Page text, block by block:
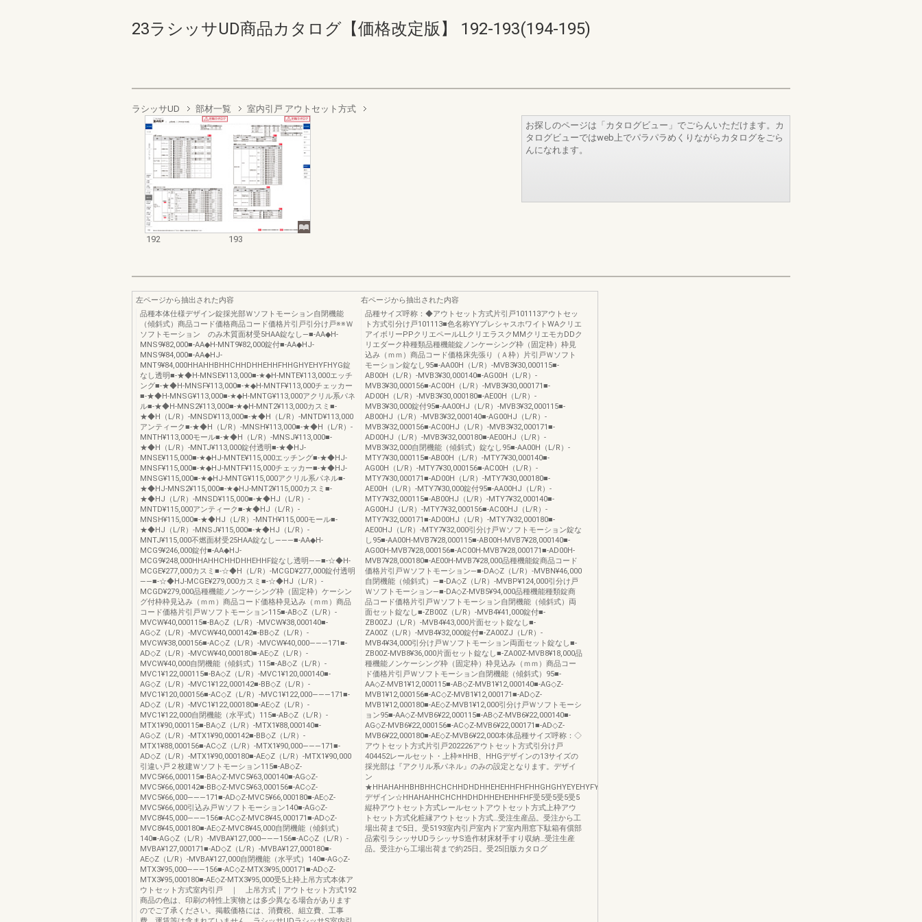
23ラシッサUD商品カタログ【価格改定版】 192-193(194-195)
ラシッサUD 部材一覧 室内引戸 アウトセット方式
192 193
お探しのページは「カタログビュー」でごらんいただけます。カ
タログビューではweb上でパラパラめくりながらカタログをごら
んになれます。
左ページから抽出された内容
品種本体仕様デザイン錠採光部Ｗソフトモーション自閉機能
（傾斜式）商品コード価格商品コード価格片引戸引分け戸※※Ｗ
ソフトモーション のみ木質面材受5HAA錠なし―■-AA◆H-
MNS9¥82,000■-AA◆H-MNT9¥82,000錠付■-AA◆HJ-
MNS9¥84,000■-AA◆HJ-
MNT9¥84,000HHAHHBHHCHHDHHEHHFHHGHYEHYFHYG錠
なし透明■-★◆H-MNSE¥113,000■-★◆H-MNTE¥113,000エッチ
ング■-★◆H-MNSF¥113,000■-★◆H-MNTF¥113,000チェッカー
■-★◆H-MNSG¥113,000■-★◆H-MNTG¥113,000アクリル系パネ
ル■-★◆H-MNS2¥113,000■-★◆H-MNT2¥113,000カスミ■-
★◆H（L/R）-MNSD¥113,000■-★◆H（L/R）-MNTD¥113,000
アンティーク■-★◆H（L/R）-MNSH¥113,000■-★◆H（L/R）-
MNTH¥113,000モール■-★◆H（L/R）-MNSJ¥113,000■-
★◆H（L/R）-MNTJ¥113,000錠付透明■-★◆HJ-
MNSE¥115,000■-★◆HJ-MNTE¥115,000エッチング■-★◆HJ-
MNSF¥115,000■-★◆HJ-MNTF¥115,000チェッカー■-★◆HJ-
MNSG¥115,000■-★◆HJ-MNTG¥115,000アクリル系パネル■-
★◆HJ-MNS2¥115,000■-★◆HJ-MNT2¥115,000カスミ■-
★◆HJ（L/R）-MNSD¥115,000■-★◆HJ（L/R）-
MNTD¥115,000アンティーク■-★◆HJ（L/R）-
MNSH¥115,000■-★◆HJ（L/R）-MNTH¥115,000モール■-
★◆HJ（L/R）-MNSJ¥115,000■-★◆HJ（L/R）-
MNTJ¥115,000不燃面材受25HAA錠なし―――■-AA◆H-
MCG9¥246,000錠付■-AA◆HJ-
MCG9¥248,000HHAHHCHHDHHEHHF錠なし透明――■-☆◆H-
MCGE¥277,000カスミ■-☆◆H（L/R）-MCGD¥277,000錠付透明
――■-☆◆HJ-MCGE¥279,000カスミ■-☆◆HJ（L/R）-
MCGD¥279,000品種機能ノンケーシング枠（固定枠）ケーシン
グ付枠枠見込み（ｍｍ）商品コード価格枠見込み（ｍｍ）商品
コード価格片引戸Ｗソフトモーション115■-AB◇Z（L/R）-
MVCW¥40,000115■-BA◇Z（L/R）-MVCW¥38,000140■-
AG◇Z（L/R）-MVCW¥40,000142■-BB◇Z（L/R）-
MVCW¥38,000156■-AC◇Z（L/R）-MVCW¥40,000―――171■-
AD◇Z（L/R）-MVCW¥40,000180■-AE◇Z（L/R）-
MVCW¥40,000自閉機能（傾斜式）115■-AB◇Z（L/R）-
MVC1¥122,000115■-BA◇Z（L/R）-MVC1¥120,000140■-
AG◇Z（L/R）-MVC1¥122,000142■-BB◇Z（L/R）-
MVC1¥120,000156■-AC◇Z（L/R）-MVC1¥122,000―――171■-
AD◇Z（L/R）-MVC1¥122,000180■-AE◇Z（L/R）-
MVC1¥122,000自閉機能（水平式）115■-AB◇Z（L/R）-
MTX1¥90,000115■-BA◇Z（L/R）-MTX1¥88,000140■-
AG◇Z（L/R）-MTX1¥90,000142■-BB◇Z（L/R）-
MTX1¥88,000156■-AC◇Z（L/R）-MTX1¥90,000―――171■-
AD◇Z（L/R）-MTX1¥90,000180■-AE◇Z（L/R）-MTX1¥90,000
引違い戸２枚建Ｗソフトモーション115■-AB◇Z-
MVC5¥66,000115■-BA◇Z-MVC5¥63,000140■-AG◇Z-
MVC5¥66,000142■-BB◇Z-MVC5¥63,000156■-AC◇Z-
MVC5¥66,000―――171■-AD◇Z-MVC5¥66,000180■-AE◇Z-
MVC5¥66,000引込み戸Ｗソフトモーション140■-AG◇Z-
MVC8¥45,000―――156■-AC◇Z-MVC8¥45,000171■-AD◇Z-
MVC8¥45,000180■-AE◇Z-MVC8¥45,000自閉機能（傾斜式）
140■-AG◇Z（L/R）-MVBA¥127,000―――156■-AC◇Z（L/R）-
MVBA¥127,000171■-AD◇Z（L/R）-MVBA¥127,000180■-
AE◇Z（L/R）-MVBA¥127,000自閉機能（水平式）140■-AG◇Z-
MTX3¥95,000―――156■-AC◇Z-MTX3¥95,000171■-AD◇Z-
MTX3¥95,000180■-AE◇Z-MTX3¥95,000受5上枠上吊方式本体ア
ウトセット方式室内引戸 ｜ 上吊方式｜アウトセット方式192
商品の色は、印刷の特性上実物とは多少異なる場合があります
のでご了承ください。掲載価格には、消費税、組立費、工事
右ページから抽出された内容
品種サイズ呼称：◆アウトセット方式片引戸101113アウトセッ
ト方式引分け戸101113■色名称YYプレシャスホワイトWAクリエ
アイボリーPPクリエペールLLクリエラスクMMクリエモカDDク
リエダーク枠種類品種機能錠ノンケーシング枠（固定枠）枠見
込み（ｍｍ）商品コード価格床先張り（Ａ枠）片引戸Ｗソフト
モーション錠なし95■-AA00H（L/R）-MVB3¥30,000115■-
AB00H（L/R）-MVB3¥30,000140■-AG00H（L/R）-
MVB3¥30,000156■-AC00H（L/R）-MVB3¥30,000171■-
AD00H（L/R）-MVB3¥30,000180■-AE00H（L/R）-
MVB3¥30,000錠付95■-AA00HJ（L/R）-MVB3¥32,000115■-
AB00HJ（L/R）-MVB3¥32,000140■-AG00HJ（L/R）-
MVB3¥32,000156■-AC00HJ（L/R）-MVB3¥32,000171■-
AD00HJ（L/R）-MVB3¥32,000180■-AE00HJ（L/R）-
MVB3¥32,000自閉機能（傾斜式）錠なし95■-AA00H（L/R）-
MTY7¥30,000115■-AB00H（L/R）-MTY7¥30,000140■-
AG00H（L/R）-MTY7¥30,000156■-AC00H（L/R）-
MTY7¥30,000171■-AD00H（L/R）-MTY7¥30,000180■-
AE00H（L/R）-MTY7¥30,000錠付95■-AA00HJ（L/R）-
MTY7¥32,000115■-AB00HJ（L/R）-MTY7¥32,000140■-
AG00HJ（L/R）-MTY7¥32,000156■-AC00HJ（L/R）-
MTY7¥32,000171■-AD00HJ（L/R）-MTY7¥32,000180■-
AE00HJ（L/R）-MTY7¥32,000引分け戸Ｗソフトモーション錠な
し95■-AA00H-MVB7¥28,000115■-AB00H-MVB7¥28,000140■-
AG00H-MVB7¥28,000156■-AC00H-MVB7¥28,000171■-AD00H-
MVB7¥28,000180■-AE00H-MVB7¥28,000品種機能錠商品コード
価格片引戸Ｗソフトモーション―■-DA◇Z（L/R）-MVBN¥46,000
自閉機能（傾斜式）―■-DA◇Z（L/R）-MVBP¥124,000引分け戸
Ｗソフトモーション―■-DA◇Z-MVB5¥94,000品種機能種類錠商
品コード価格片引戸Ｗソフトモーション自閉機能（傾斜式）両
面セット錠なし■-ZB00Z（L/R）-MVB4¥41,000錠付■-
ZB00ZJ（L/R）-MVB4¥43,000片面セット錠なし■-
ZA00Z（L/R）-MVB4¥32,000錠付■-ZA00ZJ（L/R）-
MVB4¥34,000引分け戸Ｗソフトモーション両面セット錠なし■-
ZB00Z-MVB8¥36,000片面セット錠なし■-ZA00Z-MVB8¥18,000品
種機能ノンケーシング枠（固定枠）枠見込み（ｍｍ）商品コー
ド価格片引戸Ｗソフトモーション自閉機能（傾斜式）95■-
AA◇Z-MVB1¥12,000115■-AB◇Z-MVB1¥12,000140■-AG◇Z-
MVB1¥12,000156■-AC◇Z-MVB1¥12,000171■-AD◇Z-
MVB1¥12,000180■-AE◇Z-MVB1¥12,000引分け戸Ｗソフトモーシ
ョン95■-AA◇Z-MVB6¥22,000115■-AB◇Z-MVB6¥22,000140■-
AG◇Z-MVB6¥22,000156■-AC◇Z-MVB6¥22,000171■-AD◇Z-
MVB6¥22,000180■-AE◇Z-MVB6¥22,000本体品種サイズ呼称：◇
アウトセット方式片引戸202226アウトセット方式引分け戸
404452レールセット・上枠※HHB、HHGデザインの13サイズの
採光部は『アクリル系パネル』のみの設定となります。デザイ
ン
★HHAHAHHBHBHHCHCHHDHDHHEHEHHFHFHHGHGHYEYEHYFYFHYGYG
デザイン☆HHAHAHHCHCHHDHDHHEHEHHFHF受5受5受5受5
縦枠アウトセット方式レールセットアウトセット方式上枠アウ
トセット方式化粧縁アウトセット方式…受注生産品。受注から工
場出荷まで5日。受5193室内引戸室内ドア室内用窓下駄箱有償部
品索引ラシッサUDラシッサS造作材床材手すり収納…受注生産
品。受注から工場出荷まで約25日。受25旧版カタログ